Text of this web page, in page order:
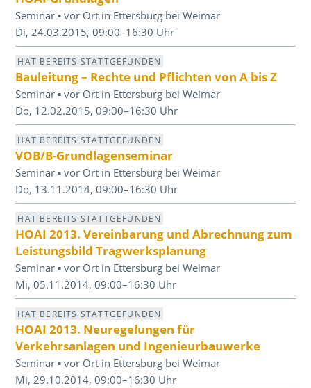
Seminar ▪ vor Ort in Ettersburg bei Weimar
Di, 24.03.2015, 09:00–16:30 Uhr
HAT BEREITS STATTGEFUNDEN
Bauleitung – Rechte und Pflichten von A bis Z
Seminar ▪ vor Ort in Ettersburg bei Weimar
Do, 12.02.2015, 09:00–16:30 Uhr
HAT BEREITS STATTGEFUNDEN
VOB/B-Grundlagenseminar
Seminar ▪ vor Ort in Ettersburg bei Weimar
Do, 13.11.2014, 09:00–16:30 Uhr
HAT BEREITS STATTGEFUNDEN
HOAI 2013. Vereinbarung und Abrechnung zum
Leistungsbild Tragwerksplanung
Seminar ▪ vor Ort in Ettersburg bei Weimar
Mi, 05.11.2014, 09:00–16:30 Uhr
HAT BEREITS STATTGEFUNDEN
HOAI 2013. Neuregelungen für
Verkehrsanlagen und Ingenieurbauwerke
Seminar ▪ vor Ort in Ettersburg bei Weimar
Mi, 29.10.2014, 09:00–16:30 Uhr